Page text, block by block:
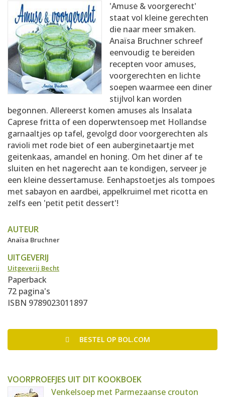
AANMELDEN
RECEPTEN
WEEKMENU'S
KOOKBOEKEN
'Amuse & voorgerecht'
staat vol kleine gerechten
die naar meer smaken.
Anaïsa Bruchner schreef
eenvoudig te bereiden
recepten voor amuses,
voorgerechten en lichte
soepen waarmee een diner
stijlvol kan worden
begonnen. Allereerst komen amuses als Insalata
Caprese fritta of een doperwtensoep met Hollandse
garnaaltjes op tafel, gevolgd door voorgerechten als
ravioli met rode biet of een auberginetaartje met
geitenkaas, amandel en honing. Om het diner af te
sluiten en het nagerecht aan te kondigen, serveer je
een kleine dessertamuse. Eenhapstoetjes als tompoes
met sabayon en aardbei, appelkruimel met ricotta en
zelfs een 'petit petit dessert'!
AUTEUR
Anaïsa Bruchner
UITGEVERIJ
Uitgeverij Becht
Paperback
72 pagina's
ISBN 9789023011897
BESTEL OP BOL.COM
VOORPROEFJES UIT DIT KOOKBOEK
Venkelsoep met Parmezaanse crouton